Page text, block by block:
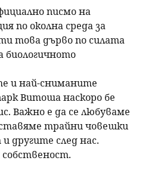
писмо на
по околна среда за
това дърво по силата
биологичното
и най-сниманите
Витоша наскоро бе
Важно е да се любуваме
трайни човешки
другите след нас.